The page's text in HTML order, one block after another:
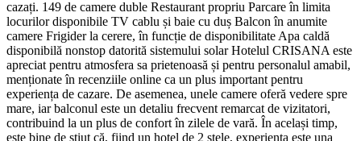
cazați. 149 de camere duble Restaurant propriu Parcare în limita
locurilor disponibile TV cablu și baie cu duș Balcon în anumite
camere Frigider la cerere, în funcție de disponibilitate Apa caldă
disponibilă nonstop datorită sistemului solar Hotelul CRISANA este
apreciat pentru atmosfera sa prietenoasă și pentru personalul amabil,
menționate în recenziile online ca un plus important pentru
experiența de cazare. De asemenea, unele camere oferă vedere spre
mare, iar balconul este un detaliu frecvent remarcat de vizitatori,
contribuind la un plus de confort în zilele de vară. În același timp,
este bine de știut că, fiind un hotel de 2 stele, experiența este una